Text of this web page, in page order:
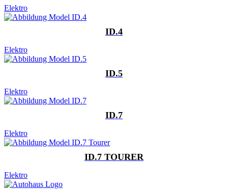
Elektro
ID.4
Elektro
ID.5
Elektro
ID.7
Elektro
ID.7 TOURER
Elektro